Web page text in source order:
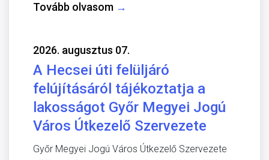
Tovább olvasom →
2026. augusztus 07.
A Hecsei úti felüljáró
felújításáról tájékoztatja a
lakosságot Győr Megyei Jogú
Város Útkezelő Szervezete
Győr Megyei Jogú Város Útkezelő Szervezete